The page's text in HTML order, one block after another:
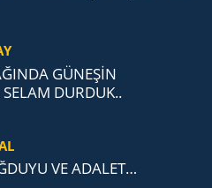
GÜNEŞİN
DURDUK..
VE ADA­LET…